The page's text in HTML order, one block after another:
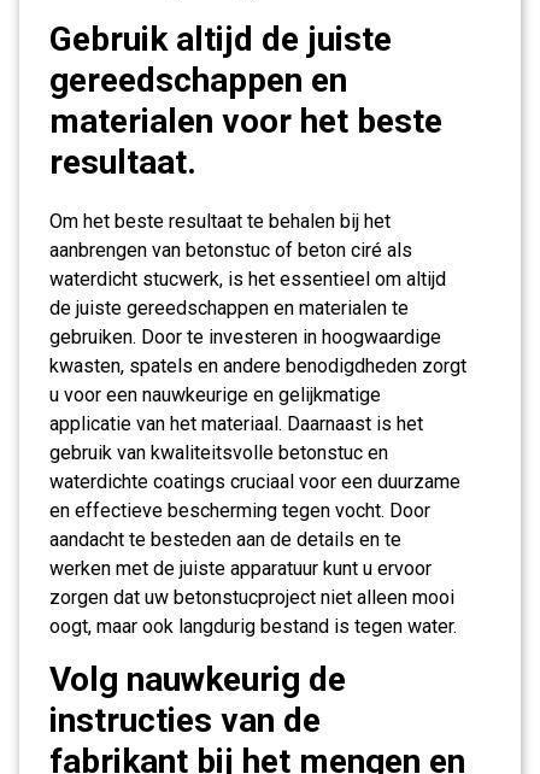
Gebruik altijd de juiste
gereedschappen en
materialen voor het beste
resultaat.
Om het beste resultaat te behalen bij het
aanbrengen van betonstuc of beton ciré als
waterdicht stucwerk, is het essentieel om altijd
de juiste gereedschappen en materialen te
gebruiken. Door te investeren in hoogwaardige
kwasten, spatels en andere benodigdheden zorgt
u voor een nauwkeurige en gelijkmatige
applicatie van het materiaal. Daarnaast is het
gebruik van kwaliteitsvolle betonstuc en
waterdichte coatings cruciaal voor een duurzame
en effectieve bescherming tegen vocht. Door
aandacht te besteden aan de details en te
werken met de juiste apparatuur kunt u ervoor
zorgen dat uw betonstucproject niet alleen mooi
oogt, maar ook langdurig bestand is tegen water.
Volg nauwkeurig de
instructies van de
fabrikant bij het mengen en